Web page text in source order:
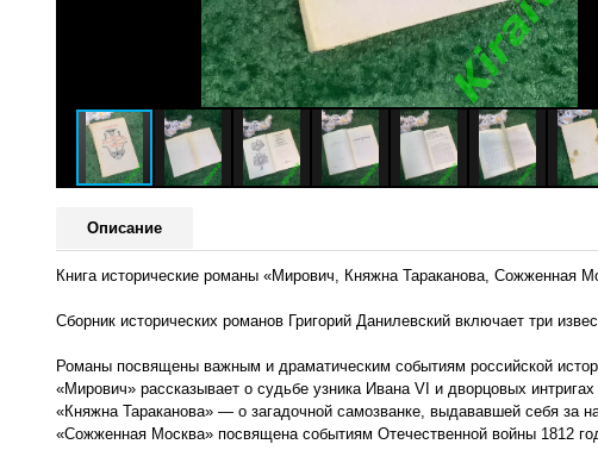
Описание
Книга исторические романы «Мирович, Княжна Тараканова, Сожженная
Сборник исторических романов Григорий Данилевский включает три
Романы посвящены важным и драматическим событиям российской
«Мирович» рассказывает о судьбе узника Ивана VI и дворцовых интригах
«Княжна Тараканова» — о загадочной самозванке, выдававшей себя за
«Сожженная Москва» посвящена событиям Отечественной войны 1812